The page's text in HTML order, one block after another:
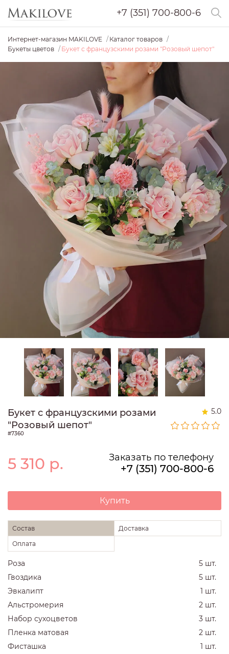
+7 (351) 700-800-6
Интернет-магазин MAKILOVE
Каталог товаров
Букеты цветов
Букет с французскими розами "Розовый шепот"
Букет с французскими розами
"Розовый шепот"
5.0
#7360
5 310 р. Заказать по телефону
+7 (351) 700-800-6
Купить
Состав
Доставка
Оплата
Роза
5 шт.
Гвоздика
5 шт.
Эвкалипт
1 шт.
Альстромерия
2 шт.
Набор сухоцветов
3 шт.
Пленка матовая
2 шт.
Фисташка
1 шт.